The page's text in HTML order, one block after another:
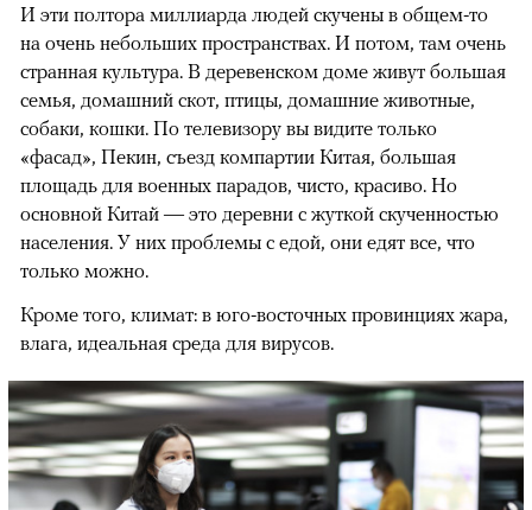
И эти полтора миллиарда людей скучены в общем-то
на очень небольших пространствах. И потом, там очень
странная культура. В деревенском доме живут большая
семья, домашний скот, птицы, домашние животные,
собаки, кошки. По телевизору вы видите только
«фасад», Пекин, съезд компартии Китая, большая
площадь для военных парадов, чисто, красиво. Но
основной Китай — это деревни с жуткой скученностью
населения. У них проблемы с едой, они едят все, что
только можно.
Кроме того, климат: в юго-восточных провинциях жара,
влага, идеальная среда для вирусов.